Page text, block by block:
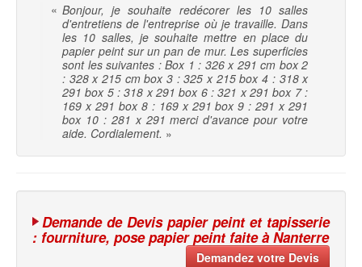
« Bonjour, je souhaite redécorer les 10 salles
d'entretiens de l'entreprise où je travaille. Dans
les 10 salles, je souhaite mettre en place du
papier peint sur un pan de mur. Les superficies
sont les suivantes : Box 1 : 326 x 291 cm box 2
: 328 x 215 cm box 3 : 325 x 215 box 4 : 318 x
291 box 5 : 318 x 291 box 6 : 321 x 291 box 7 :
169 x 291 box 8 : 169 x 291 box 9 : 291 x 291
box 10 : 281 x 291 merci d'avance pour votre
aide. Cordialement. »
Demande de Devis papier peint et tapisserie
: fourniture, pose papier peint faite à Nanterre
Demandez votre Devis